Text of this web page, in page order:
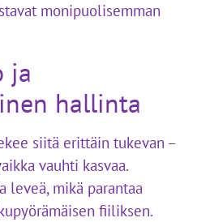
monipuolisemman
ja
hallinta
siitä erittäin tukevan –
vauhti kasvaa.
leveä, mikä parantaa
fiiliksen.